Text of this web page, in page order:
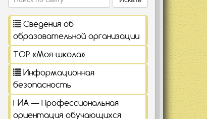
Сведения об
образовательной организации
ТОР «Моя школа»
Информационная
безопасность
ГИА — Профессиональная
ориентация обучающихся